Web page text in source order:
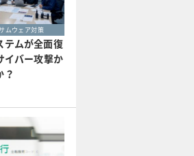
ムウェア対策
テムが全面復
イバー攻撃か
？